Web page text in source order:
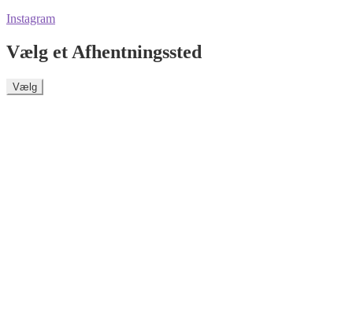
Instagram
Vælg et Afhentningssted
Vælg